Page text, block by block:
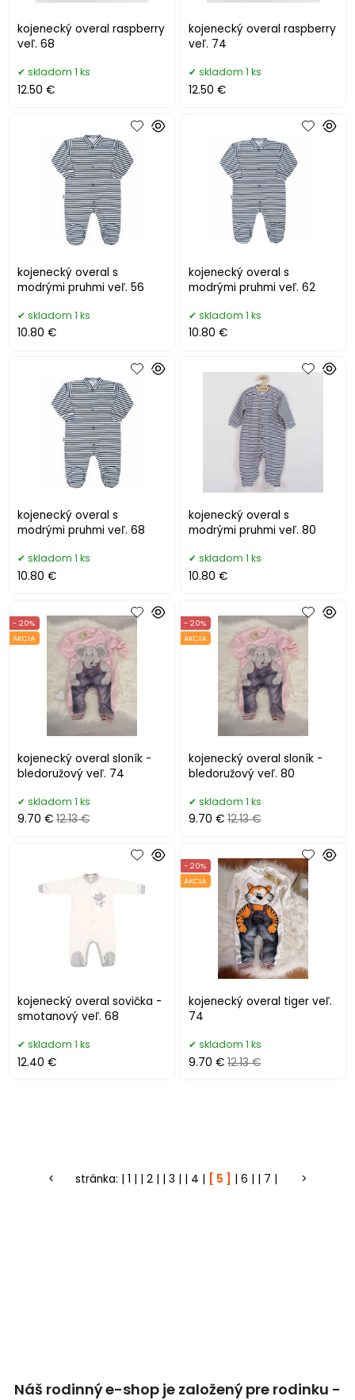
kojenecký overal raspberry
veľ. 68
skladom 1 ks
12.50 €
kojenecký overal raspberry
veľ. 74
skladom 1 ks
12.50 €
kojenecký overal s
modrými pruhmi veľ. 56
skladom 1 ks
10.80 €
kojenecký overal s
modrými pruhmi veľ. 62
skladom 1 ks
10.80 €
kojenecký overal s
modrými pruhmi veľ. 68
skladom 1 ks
10.80 €
kojenecký overal s
modrými pruhmi veľ. 80
skladom 1 ks
10.80 €
kojenecký overal sloník -
bledoružový veľ. 74
- 20%
AKCIA
skladom 1 ks
9.70 € 12.13 €
kojenecký overal sloník -
bledoružový veľ. 80
- 20%
AKCIA
skladom 1 ks
9.70 € 12.13 €
kojenecký overal sovička -
smotanový veľ. 68
skladom 1 ks
12.40 €
kojenecký overal tiger veľ.
74
- 20%
AKCIA
skladom 1 ks
9.70 € 12.13 €
< stránka: 1 2 3 4 5 6 7 >
Náš rodinný e-shop je založený pre rodinku -